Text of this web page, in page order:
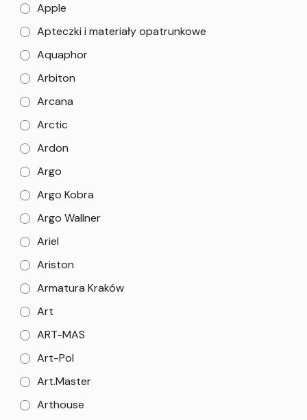
Apple
Apteczki i materiały opatrunkowe
Aquaphor
Arbiton
Arcana
Arctic
Ardon
Argo
Argo Kobra
Argo Wallner
Ariel
Ariston
Armatura Kraków
Art
ART-MAS
Art-Pol
Art.Master
Arthouse